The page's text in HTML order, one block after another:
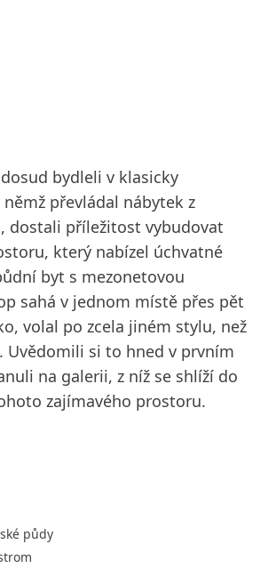
bydleli v klasicky
převládal nábytek z
dostali příležitost vybudovat
který nabízel úchvatné
byt s mezonetovou
sahá v jednom místě přes pět
volal po zcela jiném stylu, než
Uvědomili si to hned v prvním
na galerii, z níž se shlíží do
zajímavého prostoru.
půdy